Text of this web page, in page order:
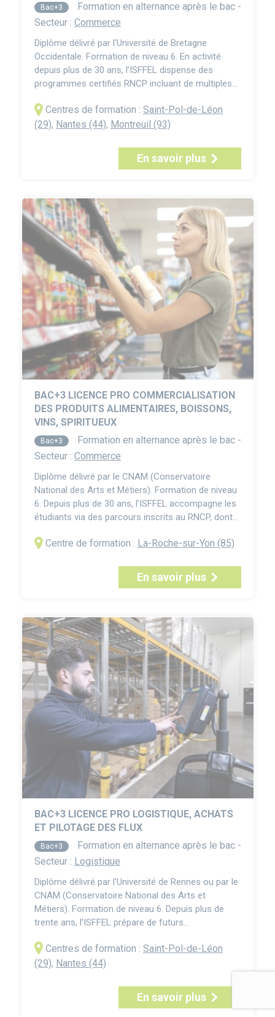
Bac+3
Formation en alternance après le bac -
Secteur : Commerce
Diplôme délivré par l'Université de Bretagne
Occidentale. Formation de niveau 6. En activité
depuis plus de 30 ans, l’ISFFEL dispense des
programmes certifiés RNCP incluant de multiples
soit généralement trois ans d’études après le
baccalauréat. La Licence Pro Commerce et
Centres de formation : Saint-Pol-de-Léon
(29), Nantes (44), Montreuil (93)
En savoir plus
BAC+3 LICENCE PRO COMMERCIALISATION
DES PRODUITS ALIMENTAIRES, BOISSONS,
VINS, SPIRITUEUX
Bac+3
Formation en alternance après le bac -
Secteur : Commerce
Diplôme délivré par le CNAM (Conservatoire
National des Arts et Métiers). Formation de niveau
6. Depuis plus de 30 ans, l’ISFFEL accompagne les
étudiants via des parcours inscrits au RNCP, dont
professionnelles, bachelors), correspondant en
Commercialisation des produits alimentaires,
Centre de formation : La-Roche-sur-Yon (85)
En savoir plus
BAC+3 LICENCE PRO LOGISTIQUE, ACHATS
ET PILOTAGE DES FLUX
Bac+3
Formation en alternance après le bac -
Secteur : Logistique
Diplôme délivré par l'Université de Rennes ou par le
CNAM (Conservatoire National des Arts et
Métiers). Formation de niveau 6. Depuis plus de
trente ans, l’ISFFEL prépare de futurs
(licences, licences pro et bachelors), représentant
généralement trois ans d’études post-bac. La
Centres de formation : Saint-Pol-de-Léon
(29), Nantes (44)
En savoir plus